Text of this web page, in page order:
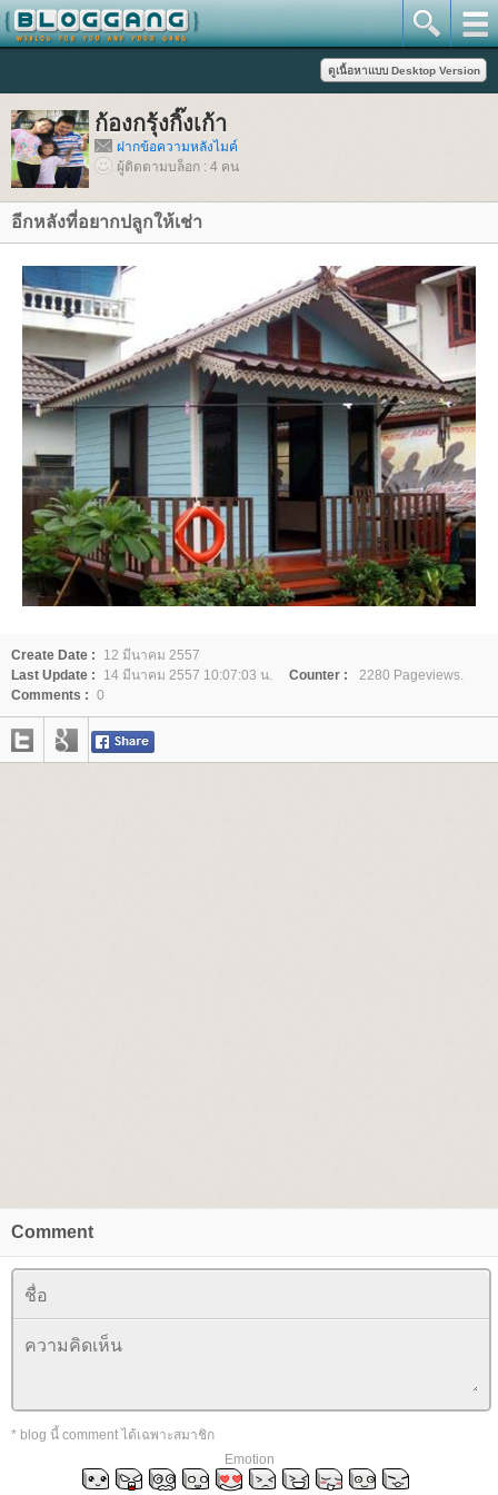
ก้องกรุ้งกิ๊งเก้า
ฝากข้อความหลังไมค์
ผู้ติดตามบล็อก : 4 คน
อีกหลังที่อยากปลูกให้เช่า
Create Date :
12 มีนาคม 2557
Last Update :
14 มีนาคม 2557 10:07:03 น. Counter :
2280 Pageviews.
Comments : 0
Comment
* blog นี้ comment ได้เฉพาะสมาชิก
Emotion